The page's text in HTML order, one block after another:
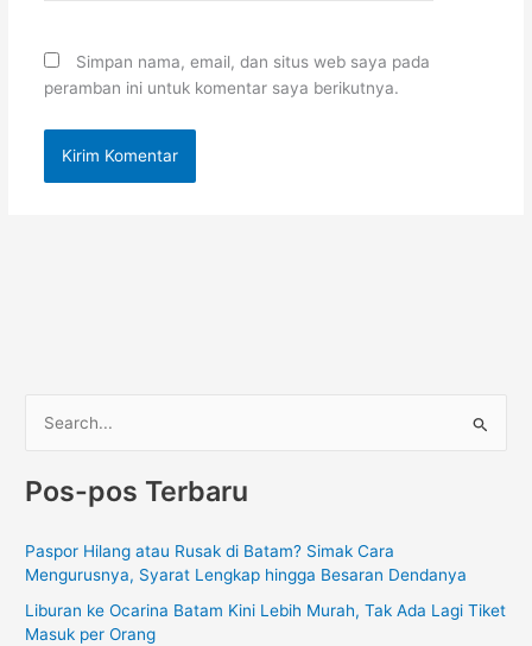
Simpan nama, email, dan situs web saya pada
peramban ini untuk komentar saya berikutnya.
r
u
t
Pos-pos Terbaru
Paspor Hilang atau Rusak di Batam? Simak Cara
Mengurusnya, Syarat Lengkap hingga Besaran Dendanya
Liburan ke Ocarina Batam Kini Lebih Murah, Tak Ada Lagi Tiket
Masuk per Orang